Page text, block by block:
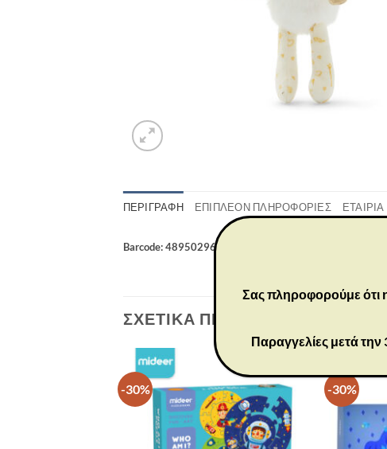
ΠΕΡΙΓΡΑΦΉ ΕΠΙΠΛΈΟΝ ΠΛΗΡΟΦΟΡΊΕΣ ΕΤΑΙΡΊΑ
Barcode: 4895029698897
ΣΧΕΤΙΚΆ ΠΡΟΪΌΝΤΑ
-30% -30%
Σας πληροφορούμε ότι
Παραγγελίες μετά